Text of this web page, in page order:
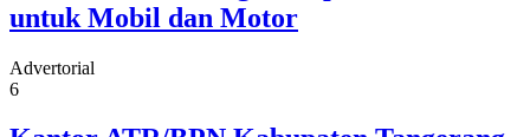
untuk Mobil dan Motor
Advertorial
6